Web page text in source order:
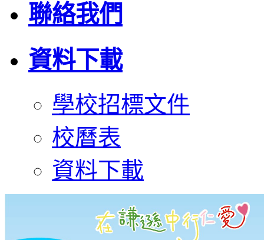
聯絡我們
資料下載
學校招標文件
校曆表
資料下載